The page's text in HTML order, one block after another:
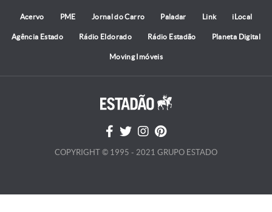
Acervo PME Jornal do Carro Paladar Link iLocal
Agência Estado Rádio Eldorado Rádio Estadão Planeta Digital
Moving Imóveis
COPYRIGHT © 1995 - 2021 GRUPO ESTADO